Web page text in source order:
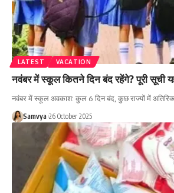
LATEST VACATION
नवंबर में स्कूल कितने दिन बंद रहेंगे? पूरी सूची
नवंबर में स्कूल अवकाश: कुल 6 दिन बंद, कुछ राज्यों में
Samvya 26 October 2025